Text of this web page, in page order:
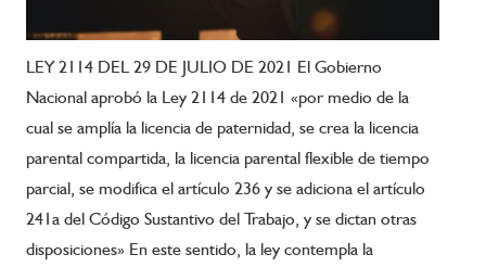
LEY 2114 DEL 29 DE JULIO DE 2021 El Gobierno
Nacional aprobó la Ley 2114 de 2021 «por medio de la
cual se amplía la licencia de paternidad, se crea la licencia
parental compartida, la licencia parental flexible de tiempo
parcial, se modifica el artículo 236 y se adiciona el artículo
241a del Código Sustantivo del Trabajo, y se dictan otras
disposiciones» En este sentido, la ley contempla la